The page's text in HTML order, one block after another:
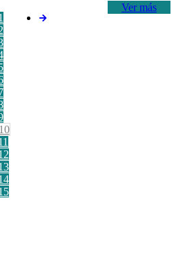
Ver más
10